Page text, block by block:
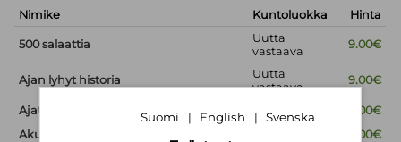
Nimike Kuntoluokka Hinta
500 salaattia
Uutta
vastaava
9.00€
Ajan lyhyt historia
Uutta
vastaava
9.00€
Ajaton viisaus Uusi
9.00€
Akuutti - Potilaan käsikirja
15.00€
Suomi | English | Svenska